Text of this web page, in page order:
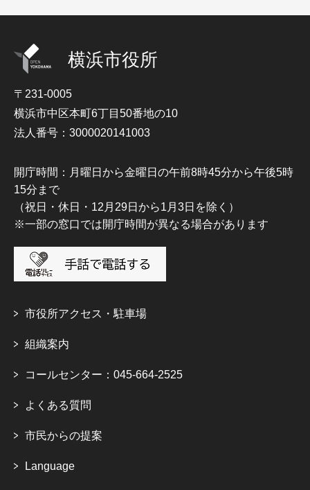
横浜市役所
〒231-0005
横浜市中区本町6丁目50番地の10
法人番号：3000020141003
開庁時間：月曜日から金曜日の午前8時45分から午後5時
15分まで
（祝日・休日・12月29日から1月3日を除く）
※一部の窓口では開庁時間が異なる場合があります
市役所アクセス・駐車場
組織案内
コールセンター：045-664-2525
よくある質問
市民からの提案
Language